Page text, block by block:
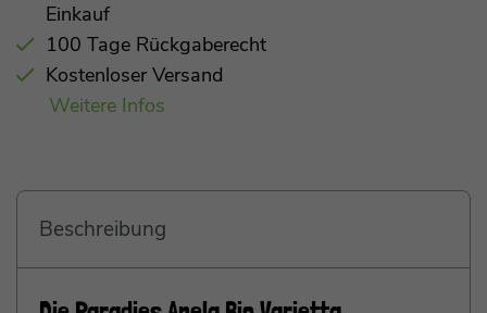
Einkauf
100 Tage Rückgaberecht
Kostenloser Versand
Weitere Infos
Beschreibung